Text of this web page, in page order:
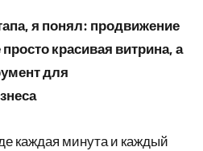
я понял: продвижение
просто красивая витрина, а
для
каждая минута и каждый